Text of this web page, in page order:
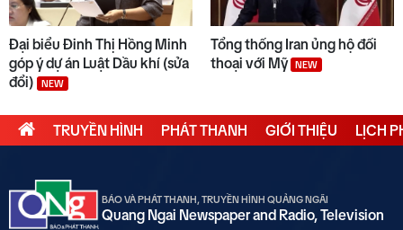
Đại biểu Đinh Thị Hồng Minh
góp ý dự án Luật Dầu khí (sửa
đổi)
NEW
Tổng thống Iran ủng hộ đối
thoại với Mỹ
NEW
TRUYỀN HÌNH PHÁT THANH GIỚI THIỆU LỊCH
BÁO VÀ PHÁT THANH, TRUYỀN HÌNH QUẢNG NGÃI
Quang Ngai Newspaper and Radio, Television